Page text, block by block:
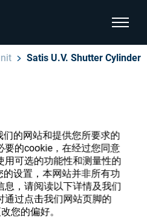
的网站和提供您所要求的
要的cookie，在经过您同意
用可选的功能性和测量性的
设置，本网站并非所有功
息，请阅读以下详情及我们
通过点击我们网站页脚的
您的偏好。
显示页
Satis U.V. Shutter Cylinder
商店
帐户，并了解我们的各